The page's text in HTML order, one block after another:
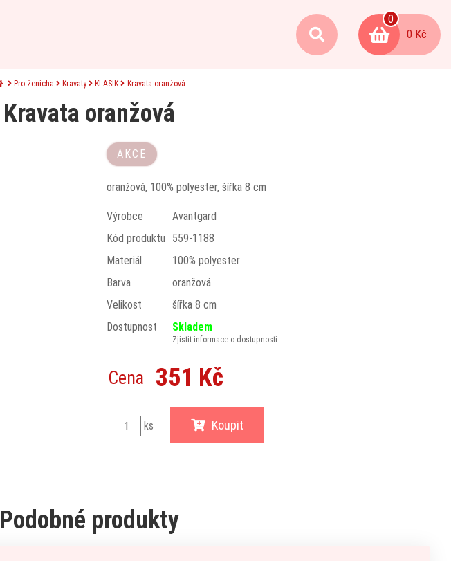
0
0 Kč
Pro ženicha Kravaty KLASIK Kravata oranžová
Kravata oranžová
AKCE
oranžová, 100% polyester, šířka 8 cm
Výrobce
Avantgard
Kód produktu
559-1188
Materiál
100% polyester
Barva
oranžová
Velikost
šířka 8 cm
Dostupnost
Skladem
Zjistit informace o dostupnosti
Cena 351 Kč
ks Koupit
Podobné produkty